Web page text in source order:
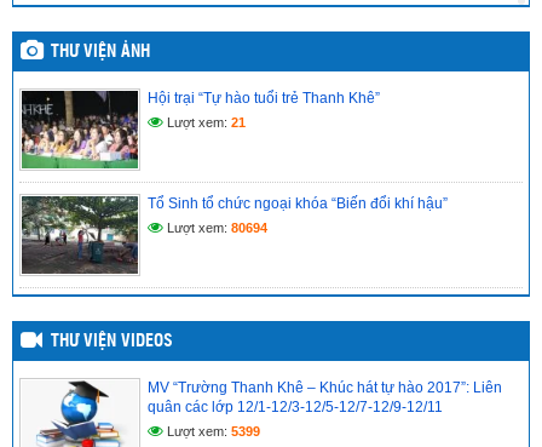
ĐỀ CƯƠNG ÔN TẬP MÔN SINH HỌC LỚP 10-11-12 CUỐI
KỲ 1 NĂM HỌC 2024-2025
(11/12/2024)
ĐỀ CƯƠNG ÔN TẬP MÔN TIẾNG ANH LỚP 10-11-12 CUỐI
KỲ 1 NĂM HỌC 2024-2025
(10/12/2024)
ĐỀ CƯƠNG ÔN TẬP MÔN TIN HỌC LỚP 12 CUỐI KỲ 1
NĂM HỌC 2024-2025
(10/12/2024)
THƯ VIỆN ẢNH
Hội trại “Tự hào tuổi trẻ Thanh Khê”
Lượt xem: 21
Tổ Sinh tổ chức ngoại khóa “Biến đổi khí hậu”
Lượt xem: 80694
THƯ VIỆN VIDEOS
MV “Trường Thanh Khê – Khúc hát tự hào 2017”: Liên
quân các lớp 12/1-12/3-12/5-12/7-12/9-12/11
Lượt xem: 5399